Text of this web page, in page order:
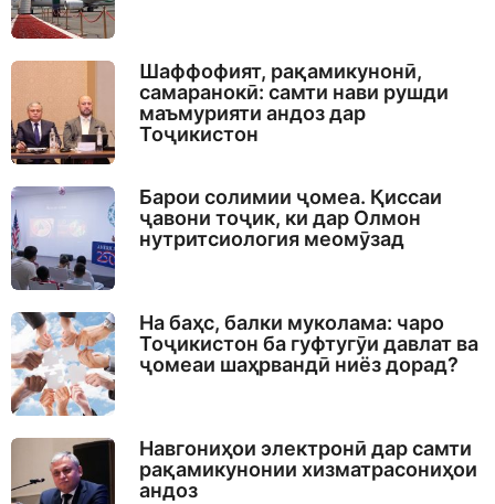
Шаффофият, рақамикунонӣ,
самаранокӣ: самти нави рушди
маъмурияти андоз дар
Тоҷикистон
Барои солимии ҷомеа. Қиссаи
ҷавони тоҷик, ки дар Олмон
нутритсиология меомӯзад
На баҳс, балки муколама: чаро
Тоҷикистон ба гуфтугӯи давлат ва
ҷомеаи шаҳрвандӣ ниёз дорад?
Навгониҳои электронӣ дар самти
рақамикунонии хизматрасониҳои
андоз